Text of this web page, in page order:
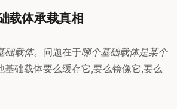
载体承载真相
础载体。问题在于哪个基础载体是某个
基础载体要么缓存它,要么镜像它,要么